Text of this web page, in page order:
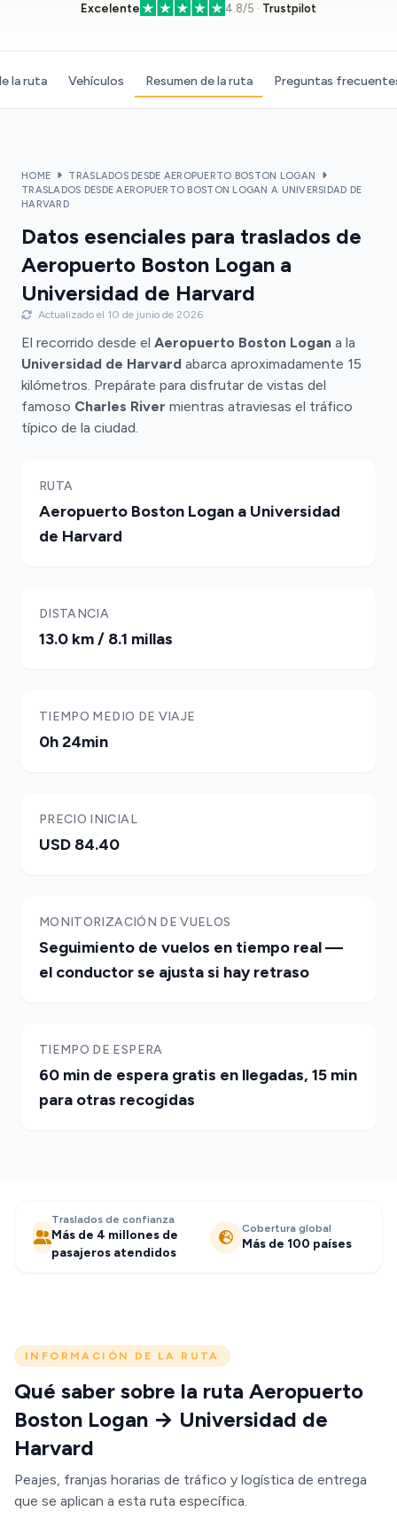
Excelente 4.8/5 · Trustpilot
la ruta Vehículos Resumen de la ruta Preguntas
HOME
TRASLADOS DESDE AEROPUERTO BOSTON LOGAN
TRASLADOS DESDE AEROPUERTO BOSTON LOGAN A UNIVERSIDAD DE
HARVARD
Datos esenciales para traslados de
Aeropuerto Boston Logan a
Universidad de Harvard
Actualizado el 10 de junio de 2026
El recorrido desde el Aeropuerto Boston Logan a la
Universidad de Harvard abarca aproximadamente 15
kilómetros. Prepárate para disfrutar de vistas del
famoso Charles River mientras atraviesas el tráfico
típico de la ciudad.
RUTA
Aeropuerto Boston Logan a Universidad
de Harvard
DISTANCIA
13.0 km / 8.1 millas
TIEMPO MEDIO DE VIAJE
0h 24min
PRECIO INICIAL
USD 84.40
MONITORIZACIÓN DE VUELOS
Seguimiento de vuelos en tiempo real —
el conductor se ajusta si hay retraso
TIEMPO DE ESPERA
60 min de espera gratis en llegadas, 15 min
para otras recogidas
Traslados de confianza
Más de 4 millones de
pasajeros atendidos
Cobertura global
Más de 100 países
INFORMACIÓN DE LA RUTA
Qué saber sobre la ruta Aeropuerto
Boston Logan → Universidad de
Harvard
Peajes, franjas horarias de tráfico y logística de entrega
que se aplican a esta ruta específica.